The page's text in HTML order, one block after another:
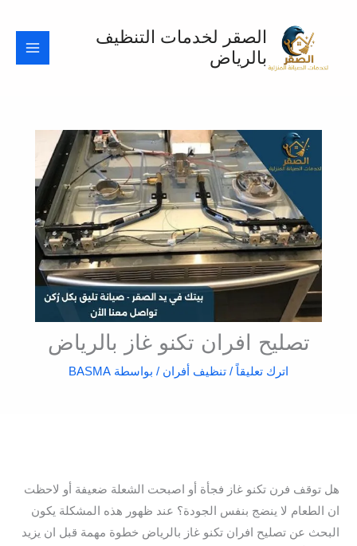
الصقر لخدمات التنظيف
بالرياض
تصليح افران تكنو غاز بالرياض
اترك تعليقاً / تنظيف أفران / بواسطة BASMA
هل توقف فرن تكنو غاز فجأة أو اصبحت الشعلة ضعيفة أو لاحظت
ان الطعام لا ينضج بنفس الجودة؟ عند ظهور هذه المشكلة يكون
البحث عن تصليح افران تكنو غاز بالرياض خطوة مهمة قبل ان يزيد